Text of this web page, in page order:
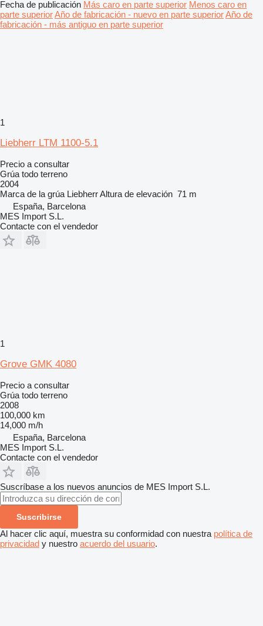
Fecha de publicación Más caro en parte superior Menos caro en
parte superiorAño de fabricación - nuevo en parte superiorAño de
fabricación - más antiguo en parte superior
1
Liebherr LTM 1100-5.1
Precio a consultar
Grúa todo terreno
2004
Marca de la grúa LiebherrAltura de elevación 71 m
España, Barcelona
MES Import S.L.
Contacte con el vendedor
1
Grove GMK 4080
Precio a consultar
Grúa todo terreno
2008
100,000 km
14,000 m/h
España, Barcelona
MES Import S.L.
Contacte con el vendedor
Suscríbase a los nuevos anuncios de MES Import S.L.
Suscribirse
Al hacer clic aquí, muestra su conformidad con nuestra política de
privacidad y nuestro acuerdo del usuario.